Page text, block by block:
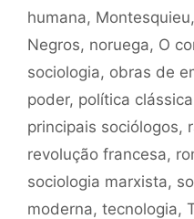
humana, Montesquieu,
Negros, noruega, O
sociologia, obras de
poder, política clássica
principais sociólogos,
revolução francesa,
sociologia marxista,
moderna, tecnologia,